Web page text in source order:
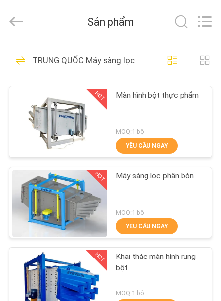
NHÀ
CÁC
PHẨM
HƯỚNG
DẪN
VỀ
CHÚNG
TÔI
THAM
QUAN
Machinery
(Henan)
All
Reserved.
Máy sàng lọc rung
185
Máy sàng lọc
84
Máy sàng lọc
Sản phẩm
TRUNG QUỐC Máy sàng lọc
HOT Màn hình bột thực phẩm
MOQ:1 bộ
YÊU CẦU NGAY
HOT Máy sàng lọc phân bón
MOQ:1 bộ
YÊU CẦU NGAY
HOT
Khai thác màn hình rung
bột
MOQ:1 bộ